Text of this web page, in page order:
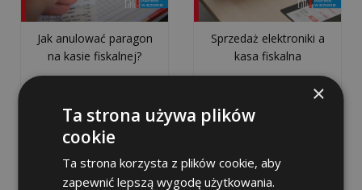
Jak
przygotować
na
Jak anulować paragon
na kasie fiskalnej?
Sprzedaż elektroniki a
kasa fiskalna
×
Ta strona używa plików
cookie
Ta strona korzysta z plików cookie, aby
zapewnić lepszą wygodę użytkowania.